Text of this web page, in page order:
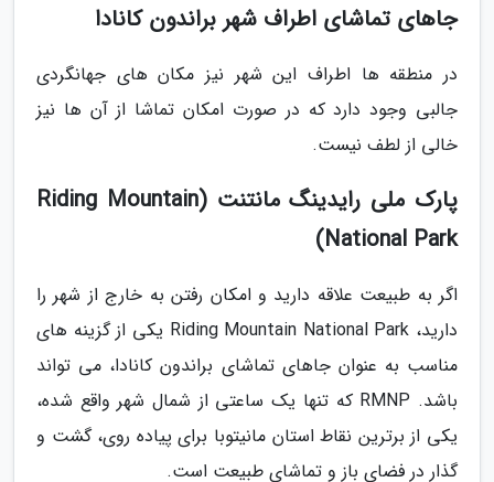
جاهای تماشای اطراف شهر براندون کانادا
در منطقه ها اطراف این شهر نیز مکان های جهانگردی
جالبی وجود دارد که در صورت امکان تماشا از آن ها نیز
خالی از لطف نیست.
پارک ملی رایدینگ مانتنت (Riding Mountain
National Park)
اگر به طبیعت علاقه دارید و امکان رفتن به خارج از شهر را
دارید، Riding Mountain National Park یکی از گزینه های
مناسب به عنوان جاهای تماشای براندون کانادا، می تواند
باشد. RMNP که تنها یک ساعتی از شمال شهر واقع شده،
یکی از برترین نقاط استان مانیتوبا برای پیاده روی، گشت و
گذار در فضای باز و تماشای طبیعت است.